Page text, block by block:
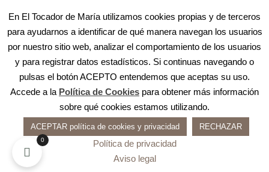
En El Tocador de María utilizamos cookies propias y de terceros
para ayudarnos a identificar de qué manera navegan los usuarios
por nuestro sitio web, analizar el comportamiento de los usuarios
y para registrar datos estadísticos. Si continuas navegando o
pulsas el botón ACEPTO entendemos que aceptas su uso.
Accede a la Política de Cookies para obtener más información
sobre qué cookies estamos utilizando.
ACEPTAR política de cookies y privacidad RECHAZAR
Política de privacidad
Aviso legal
0